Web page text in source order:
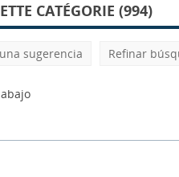
CATÉGORIE (994)
sugerencia Refinar